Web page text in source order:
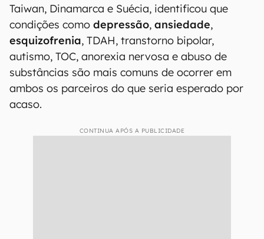
Taiwan, Dinamarca e Suécia, identificou que
condições como depressão, ansiedade,
esquizofrenia, TDAH, transtorno bipolar,
autismo, TOC, anorexia nervosa e abuso de
substâncias são mais comuns de ocorrer em
ambos os parceiros do que seria esperado por
acaso.
CONTINUA APÓS A PUBLICIDADE